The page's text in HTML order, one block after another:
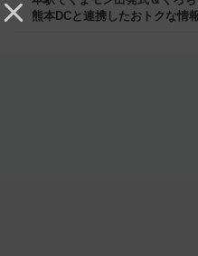
熊本DCと連携したおトクな情